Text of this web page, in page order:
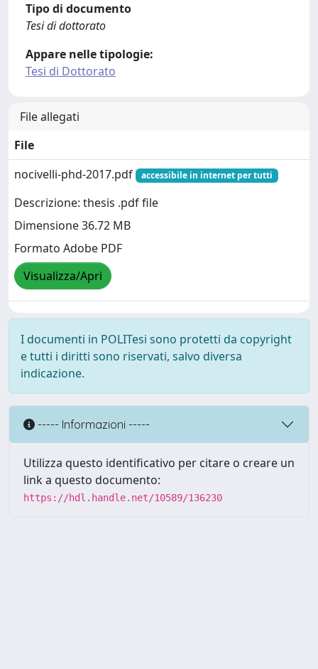
Tipo di documento
Tesi di dottorato
Appare nelle tipologie:
Tesi di Dottorato
File allegati
File
nocivelli-phd-2017.pdf
accessibile in internet per tutti
Descrizione: thesis .pdf file
Dimensione 36.72 MB
Formato Adobe PDF
Visualizza/Apri
I documenti in POLITesi sono protetti da copyright
e tutti i diritti sono riservati, salvo diversa
indicazione.
----- Informazioni -----
Utilizza questo identificativo per citare o creare un
link a questo documento:
https://hdl.handle.net/10589/136230